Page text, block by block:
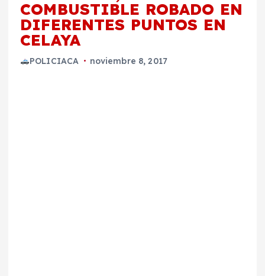
COMBUSTIBLE ROBADO EN
DIFERENTES PUNTOS EN
CELAYA
POLICIACA noviembre 8, 2017